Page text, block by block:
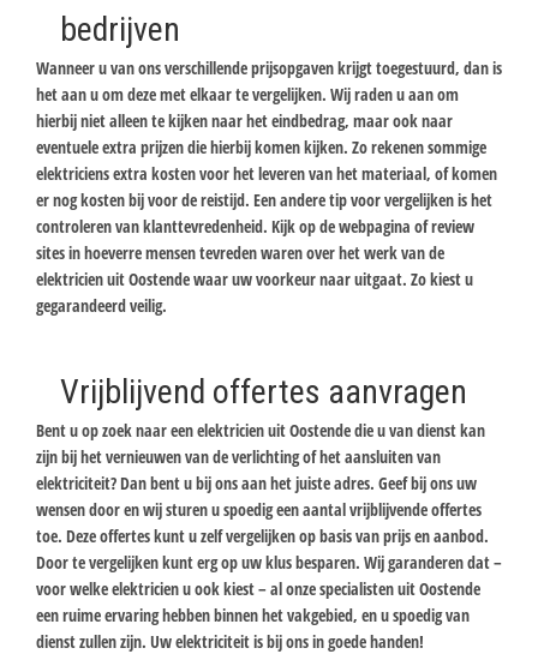
bedrijven
Wanneer u van ons verschillende prijsopgaven krijgt toegestuurd, dan is
het aan u om deze met elkaar te vergelijken. Wij raden u aan om
hierbij niet alleen te kijken naar het eindbedrag, maar ook naar
eventuele extra prijzen die hierbij komen kijken. Zo rekenen sommige
elektriciens extra kosten voor het leveren van het materiaal, of komen
er nog kosten bij voor de reistijd. Een andere tip voor vergelijken is het
controleren van klanttevredenheid. Kijk op de webpagina of review
sites in hoeverre mensen tevreden waren over het werk van de
elektricien uit Oostende waar uw voorkeur naar uitgaat. Zo kiest u
gegarandeerd veilig.
Vrijblijvend offertes aanvragen
Bent u op zoek naar een elektricien uit Oostende die u van dienst kan
zijn bij het vernieuwen van de verlichting of het aansluiten van
elektriciteit? Dan bent u bij ons aan het juiste adres. Geef bij ons uw
wensen door en wij sturen u spoedig een aantal vrijblijvende offertes
toe. Deze offertes kunt u zelf vergelijken op basis van prijs en aanbod.
Door te vergelijken kunt erg op uw klus besparen. Wij garanderen dat –
voor welke elektricien u ook kiest – al onze specialisten uit Oostende
een ruime ervaring hebben binnen het vakgebied, en u spoedig van
dienst zullen zijn. Uw elektriciteit is bij ons in goede handen!